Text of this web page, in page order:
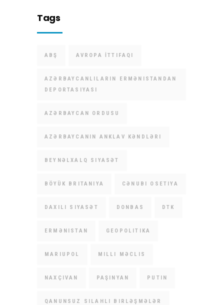
Tags
ABŞ AVROPA İTTIFAQI
AZƏRBAYCANLILARIN ERMƏNISTANDAN
DEPORTASIYASI
AZƏRBAYCAN ORDUSU
AZƏRBAYCANIN ANKLAV KƏNDLƏRI
BEYNƏLXALQ SIYASƏT
BÖYÜK BRITANIYA CƏNUBI OSETIYA
DAXILI SIYASƏT DONBAS DTK
ERMƏNISTAN GEOPOLITIKA
MARIUPOL MILLI MƏCLIS
NAXÇIVAN PAŞINYAN PUTIN
QANUNSUZ SILAHLI BIRLƏŞMƏLƏR